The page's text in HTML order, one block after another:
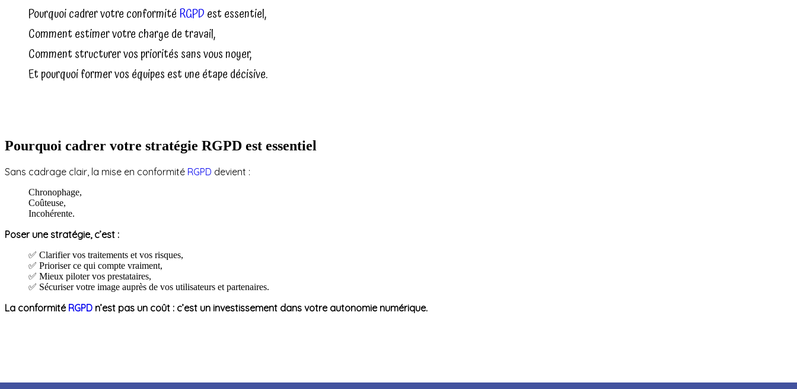
Pourquoi cadrer votre conformitéRGPDest essentiel,
Comment estimer votre charge de travail,
Comment structurer vos priorités sans vous noyer,
Et pourquoi former vos équipes est une étape décisive.
Pourquoi cadrer votre stratégie RGPD est essentiel
Sans cadrage clair, la mise en conformité RGPD devient :
Chronophage,
Coûteuse,
Incohérente.
Poser une stratégie, c’est :
✅ Clarifier vos traitements et vos risques,
✅ Prioriser ce qui compte vraiment,
✅ Mieux piloter vos prestataires,
✅ Sécuriser votre image auprès de vos utilisateurs et partenaires.
La conformité RGPD n’est pas un coût : c’est un investissement dans votre autonomie numérique.